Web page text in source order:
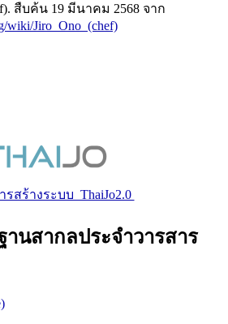
สืบค้น 19 มีนาคม 2568 จาก
wiki/Jiro_Ono_(chef)
รสร้างระบบ ThaiJo2.0
านสากลประจำวารสาร